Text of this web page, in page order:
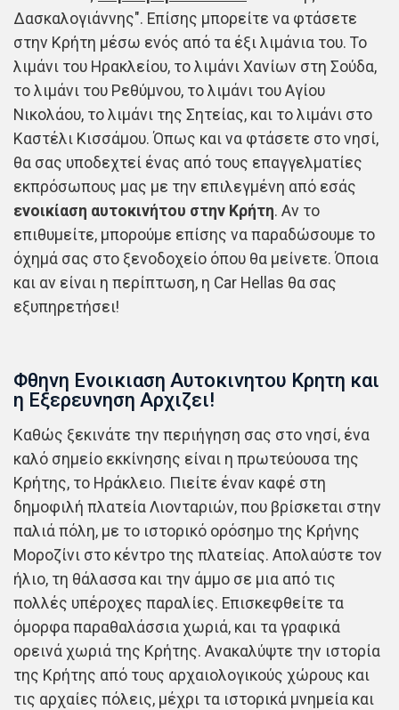
Δασκαλογιάννης". Επίσης μπορείτε να φτάσετε
στην Κρήτη μέσω ενός από τα έξι λιμάνια του. Το
λιμάνι του Ηρακλείου, το λιμάνι Χανίων στη Σούδα,
το λιμάνι του Ρεθύμνου, το λιμάνι του Αγίου
Νικολάου, το λιμάνι της Σητείας, και το λιμάνι στο
Καστέλι Κισσάμου. Όπως και να φτάσετε στο νησί,
θα σας υποδεχτεί ένας από τους επαγγελματίες
εκπρόσωπους μας με την επιλεγμένη από εσάς
ενοικίαση αυτοκινήτου στην Κρήτη. Αν το
επιθυμείτε, μπορούμε επίσης να παραδώσουμε το
όχημά σας στο ξενοδοχείο όπου θα μείνετε. Όποια
και αν είναι η περίπτωση, η Car Hellas θα σας
εξυπηρετήσει!
Φθηνη Ενοικιαση Αυτοκινητου Κρητη και
η Εξερευνηση Αρχιζει!
Καθώς ξεκινάτε την περιήγηση σας στο νησί, ένα
καλό σημείο εκκίνησης είναι η πρωτεύουσα της
Κρήτης, το Ηράκλειο. Πιείτε έναν καφέ στη
δημοφιλή πλατεία Λιονταριών, που βρίσκεται στην
παλιά πόλη, με το ιστορικό ορόσημο της Κρήνης
Μοροζίνι στο κέντρο της πλατείας. Απολαύστε τον
ήλιο, τη θάλασσα και την άμμο σε μια από τις
πολλές υπέροχες παραλίες. Επισκεφθείτε τα
όμορφα παραθαλάσσια χωριά, και τα γραφικά
ορεινά χωριά της Κρήτης. Ανακαλύψτε την ιστορία
της Κρήτης από τους αρχαιολογικούς χώρους και
τις αρχαίες πόλεις, μέχρι τα ιστορικά μνημεία και